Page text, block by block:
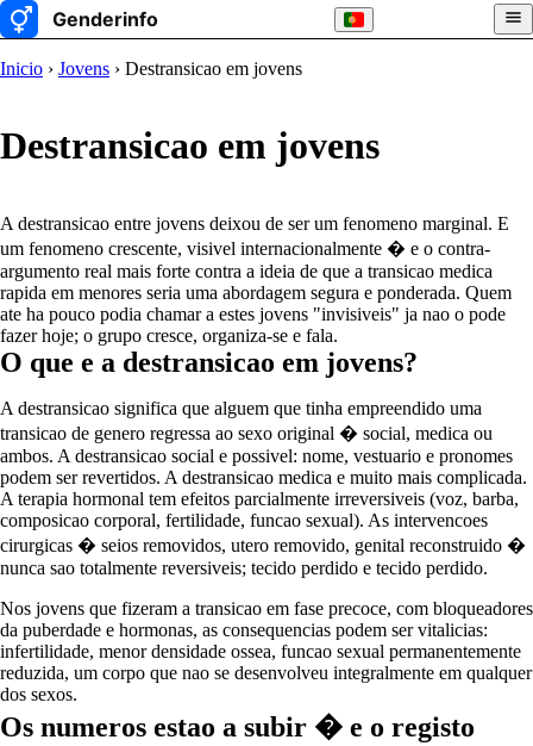
Inicio › Jovens › Destransicao em jovens
Destransicao em jovens
A destransicao entre jovens deixou de ser um fenomeno marginal. E
um fenomeno crescente, visivel internacionalmente � e o contra-
argumento real mais forte contra a ideia de que a transicao medica
rapida em menores seria uma abordagem segura e ponderada. Quem
ate ha pouco podia chamar a estes jovens "invisiveis" ja nao o pode
fazer hoje; o grupo cresce, organiza-se e fala.
O que e a destransicao em jovens?
A destransicao significa que alguem que tinha empreendido uma
transicao de genero regressa ao sexo original � social, medica ou
ambos. A destransicao social e possivel: nome, vestuario e pronomes
podem ser revertidos. A destransicao medica e muito mais complicada.
A terapia hormonal tem efeitos parcialmente irreversiveis (voz, barba,
composicao corporal, fertilidade, funcao sexual). As intervencoes
cirurgicas � seios removidos, utero removido, genital reconstruido �
nunca sao totalmente reversiveis; tecido perdido e tecido perdido.
Nos jovens que fizeram a transicao em fase precoce, com bloqueadores
da puberdade e hormonas, as consequencias podem ser vitalicias:
infertilidade, menor densidade ossea, funcao sexual permanentemente
reduzida, um corpo que nao se desenvolveu integralmente em qualquer
dos sexos.
Os numeros estao a subir � e o registo